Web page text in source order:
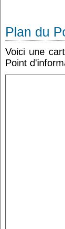
Plan du
Voici une
Point